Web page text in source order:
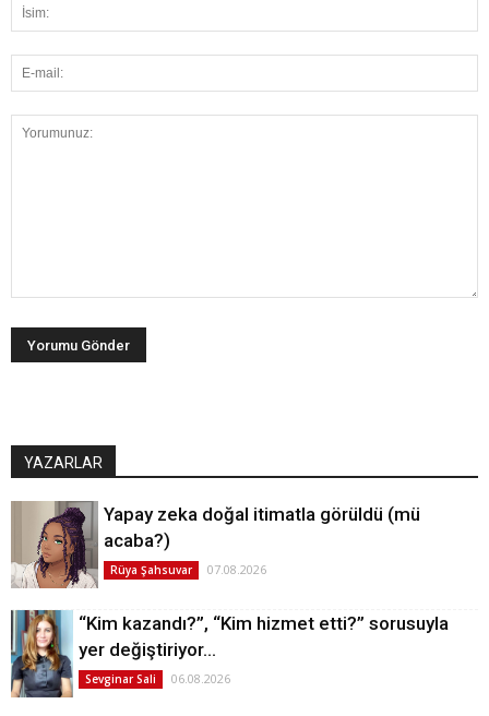
YAZARLAR
Yapay zeka doğal itimatla görüldü (mü
acaba?)
Rüya Şahsuvar 07.08.2026
“Kim kazandı?”, “Kim hizmet etti?” sorusuyla
yer değiştiriyor…
Sevginar Sali 06.08.2026